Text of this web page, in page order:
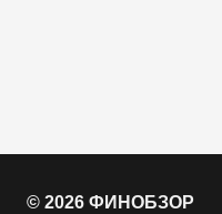
© 2026 ФИНОБЗОР